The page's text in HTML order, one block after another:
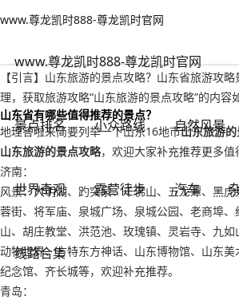
www.尊龙凯时888-尊龙凯时官网
www.尊龙凯时888-尊龙凯时官网
景点排名 小众路线 自然风景
世界奇观 露营徒步 汽车
线路合集
www.尊龙凯时888-尊龙凯时官网
山东旅游的景点攻略？山东省旅游攻略景点必去
【引言】山东旅游的景点攻略？山东省旅游攻
理，获取旅游攻略“山东旅游的景点攻略”的内容
山东省有哪些值得推荐的景点？
地理答啦来简要列举一下山东16地市山东旅游
山东旅游的景点攻略，欢迎大家补充推荐更多值
济南：
风景：大明湖、趵突泉、千佛山、五龙潭、黑
蓉街、将军庙、泉城广场、泉城公园、老商埠
山、胡庄教堂、洪范池、玫瑰镇、灵岩寺、九
动物世界、方特东方神话、山东博物馆、山东
纪念馆、齐长城等，欢迎补充推荐。
青岛：